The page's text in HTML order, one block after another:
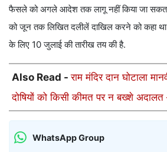
फैसले को अगले आदेश तक लागू नहीं किया जा सकता
को जून तक लिखित दलीलें दाखिल करने को कहा था
के लिए 10 जुलाई की तारीख तय की है.
Also Read -राम मंदिर दान घोटाला
दोषियों को किसी कीमत पर न बख्शे अदालत
WhatsApp Group